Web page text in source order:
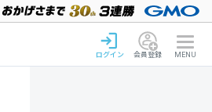
ログイン 会員登録 MENU